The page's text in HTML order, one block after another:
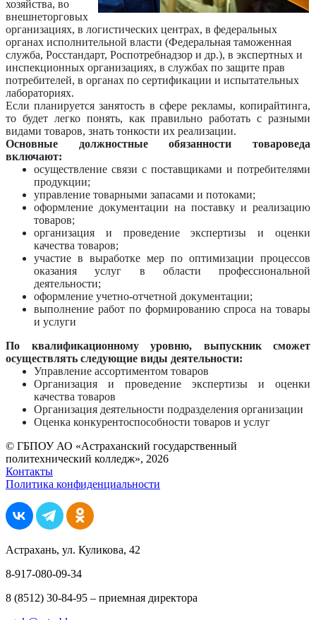
хозяйства, во
внешнеторговых
организациях, в логистических центрах, в федеральных
органах исполнительной власти (Федеральная таможенная
служба, Росстандарт, Роспотребнадзор и др.), в экспертных и
инспекционных организациях, в службах по защите прав
потребителей, в органах по сертификации и испытательных
лабораториях.
Если планируется занятость в сфере рекламы, копирайтинга,
то будет легко понять, как правильно работать с разными
видами товаров, знать тонкости их реализации.
Основные должностные обязанности товароведа
включают:
осуществление связи с поставщиками и потребителями
продукции;
управление товарными запасами и потоками;
оформление документации на поставку и реализацию
товаров;
организация и проведение экспертизы и оценки
качества товаров;
участие в выработке мер по оптимизации процессов
оказания услуг в области профессиональной
деятельности;
оформление учетно-отчетной документации;
выполнение работ по формированию спроса на товары
и услуги
По квалификационному уровню, выпускник сможет
осуществлять следующие виды деятельности:
Управление ассортиментом товаров
Организация и проведение экспертизы и оценки
качества товаров
Организация деятельности подразделения организации
Оценка конкурентоспособности товаров и услуг
© ГБПОУ АО «Астраханский государственный
политехнический колледж», 2026
Контакты
Политика конфиденциальности
Астрахань, ул. Куликова, 42
8-917-080-09-34
8 (8512) 30-84-95 – приемная директора